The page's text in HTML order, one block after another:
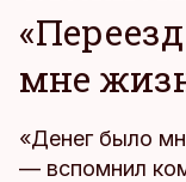
мне
«Денег было
— вспомнил